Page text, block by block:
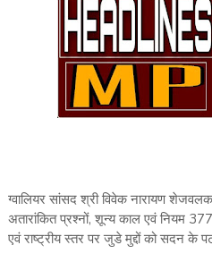
ग्‍वालियर सांसद श्री विवेक नारायण
अतारांकित प्रश्‍नों‚ शून्‍य काल एवं नियम
एवं राष्‍ट्रीय स्‍तर पर जुडे मुद्दों को सदन के